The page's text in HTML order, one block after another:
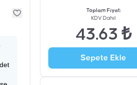
Toplam Fiyat:
KDV Dahil
43.63 ₺
Sepete Ekle